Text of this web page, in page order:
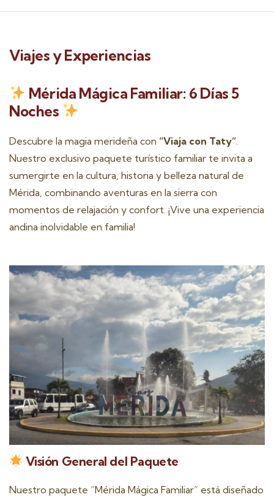
Viajes y Experiencias
Mérida Mágica Familiar: 6 Días 5
Noches
Descubre la magia merideña con “Viaja con Taty”
Nuestro exclusivo paquete turístico familiar te invita a
sumergirte en la cultura, historia y belleza natural de
Mérida, combinando aventuras en la sierra con
momentos de relajación y confort. ¡Vive una experiencia
andina inolvidable en familia!
Visión General del Paquete
Nuestro paquete “Mérida Mágica Familiar” está diseñado